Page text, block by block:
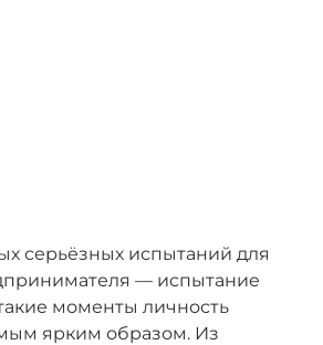
серьёзных испытаний для
— испытание
моменты личность
ярким образом. Из